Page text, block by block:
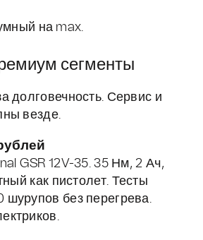
на max.
сегменты
долговечность. Сервис и
везде.
GSR 12V-35. 35 Нм, 2 Ач,
как пистолет. Тесты
шурупов без перегрева.